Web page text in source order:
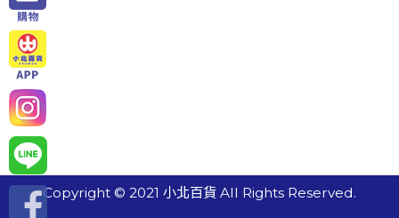
Copyright © 2021 小北百貨 All Rights Reserved.